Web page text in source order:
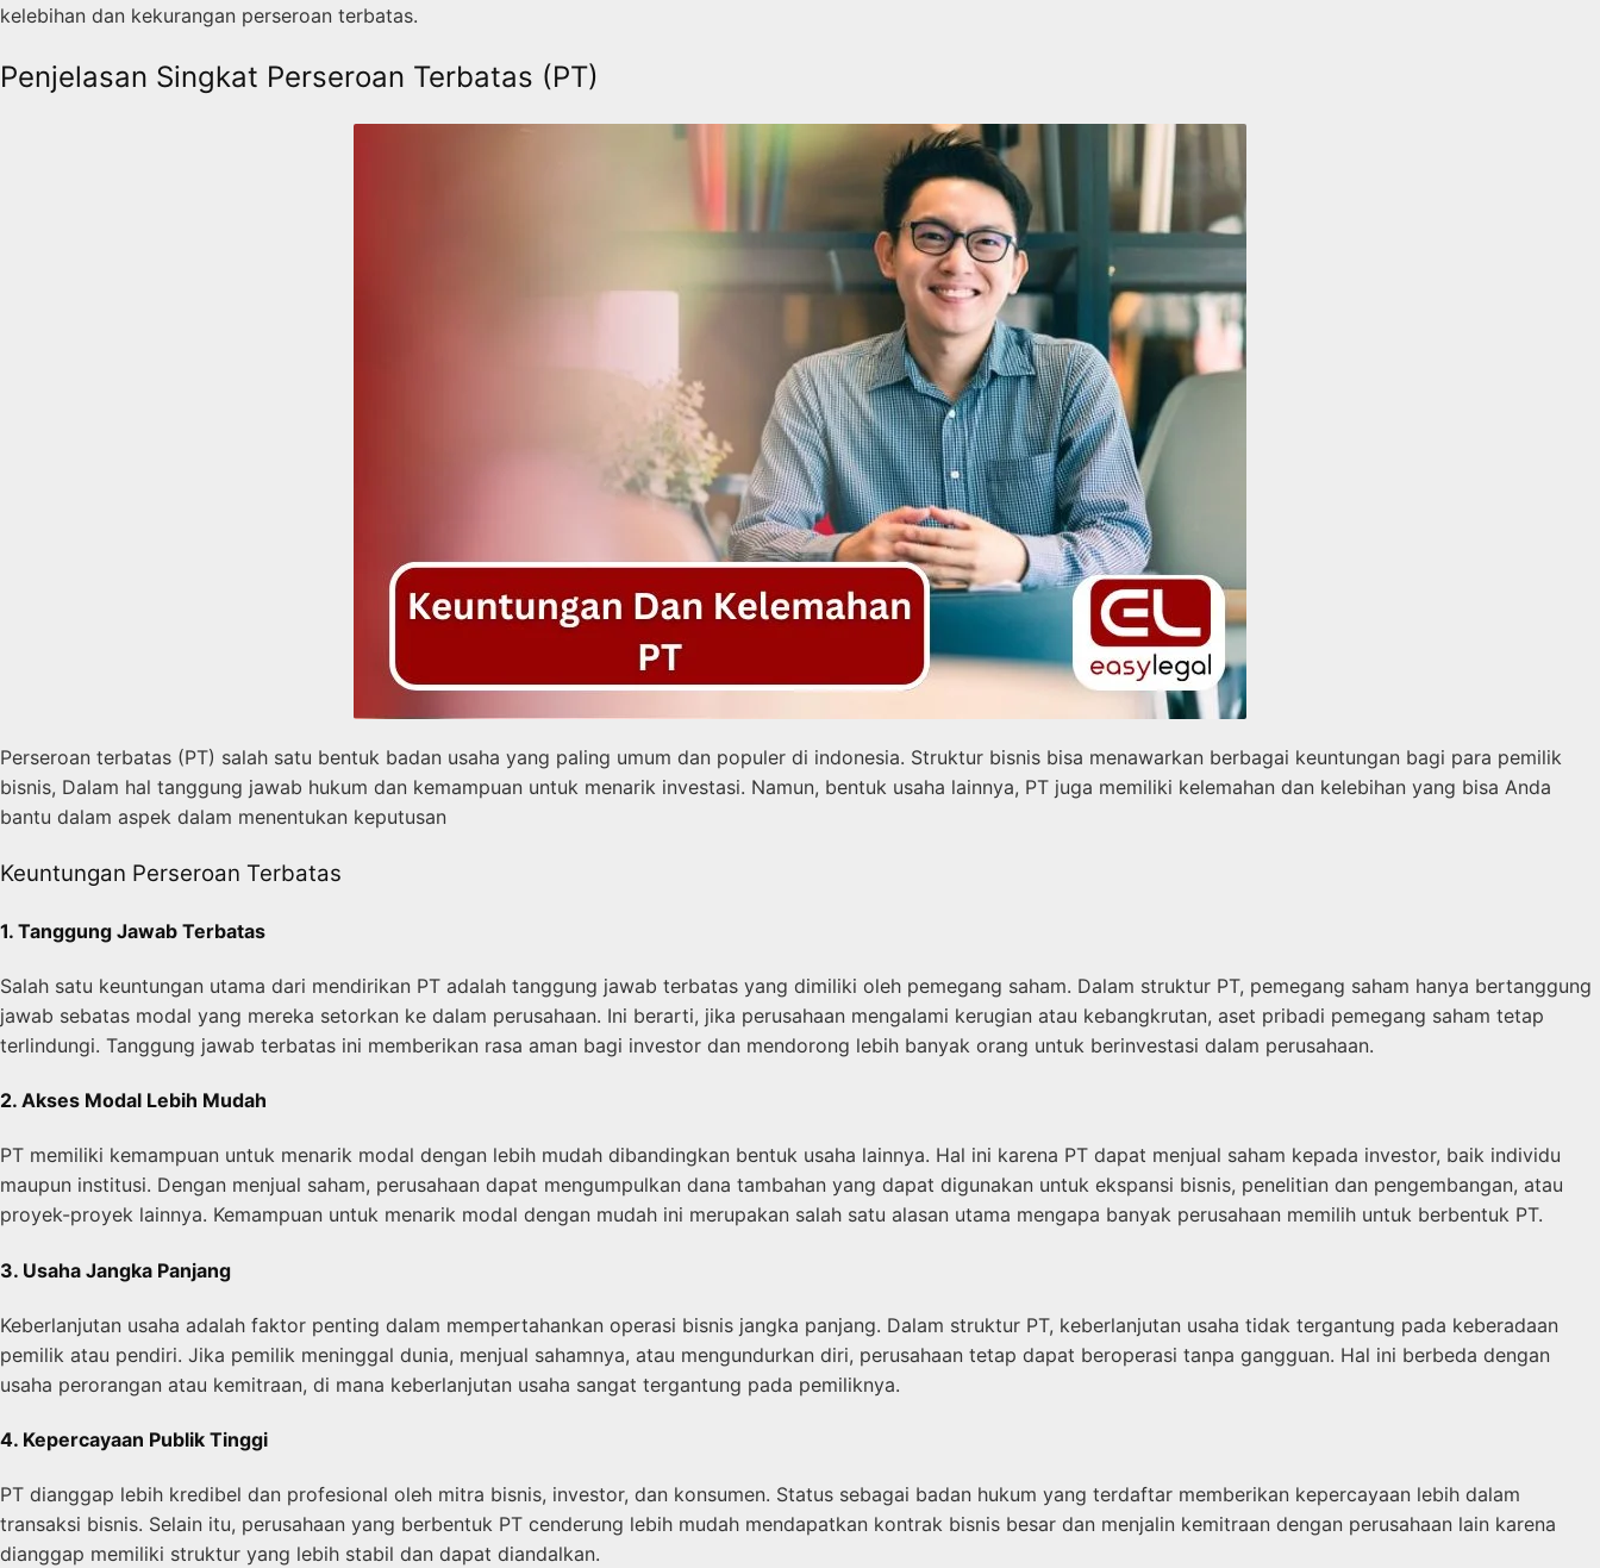
kelebihan dan kekurangan perseroan terbatas.
Penjelasan Singkat Perseroan Terbatas (PT)
Perseroan terbatas (PT) salah satu bentuk badan usaha yang paling umum dan populer di indonesia. Struktur bisnis bisa menawarkan berbagai keuntungan bagi para pemilik
bisnis, Dalam hal tanggung jawab hukum dan kemampuan untuk menarik investasi. Namun, bentuk usaha lainnya, PT juga memiliki kelemahan dan kelebihan yang bisa Anda
bantu dalam aspek dalam menentukan keputusan
Keuntungan Perseroan Terbatas
1. Tanggung Jawab Terbatas
Salah satu keuntungan utama dari mendirikan PT adalah tanggung jawab terbatas yang dimiliki oleh pemegang saham. Dalam struktur PT, pemegang saham hanya bertanggung
jawab sebatas modal yang mereka setorkan ke dalam perusahaan. Ini berarti, jika perusahaan mengalami kerugian atau kebangkrutan, aset pribadi pemegang saham tetap
terlindungi. Tanggung jawab terbatas ini memberikan rasa aman bagi investor dan mendorong lebih banyak orang untuk berinvestasi dalam perusahaan.
2. Akses Modal Lebih Mudah
PT memiliki kemampuan untuk menarik modal dengan lebih mudah dibandingkan bentuk usaha lainnya. Hal ini karena PT dapat menjual saham kepada investor, baik individu
maupun institusi. Dengan menjual saham, perusahaan dapat mengumpulkan dana tambahan yang dapat digunakan untuk ekspansi bisnis, penelitian dan pengembangan, atau
proyek-proyek lainnya. Kemampuan untuk menarik modal dengan mudah ini merupakan salah satu alasan utama mengapa banyak perusahaan memilih untuk berbentuk PT.
3. Usaha Jangka Panjang
Keberlanjutan usaha adalah faktor penting dalam mempertahankan operasi bisnis jangka panjang. Dalam struktur PT, keberlanjutan usaha tidak tergantung pada keberadaan
pemilik atau pendiri. Jika pemilik meninggal dunia, menjual sahamnya, atau mengundurkan diri, perusahaan tetap dapat beroperasi tanpa gangguan. Hal ini berbeda dengan
usaha perorangan atau kemitraan, di mana keberlanjutan usaha sangat tergantung pada pemiliknya.
4. Kepercayaan Publik Tinggi
PT dianggap lebih kredibel dan profesional oleh mitra bisnis, investor, dan konsumen. Status sebagai badan hukum yang terdaftar memberikan kepercayaan lebih dalam
transaksi bisnis. Selain itu, perusahaan yang berbentuk PT cenderung lebih mudah mendapatkan kontrak bisnis besar dan menjalin kemitraan dengan perusahaan lain karena
dianggap memiliki struktur yang lebih stabil dan dapat diandalkan.